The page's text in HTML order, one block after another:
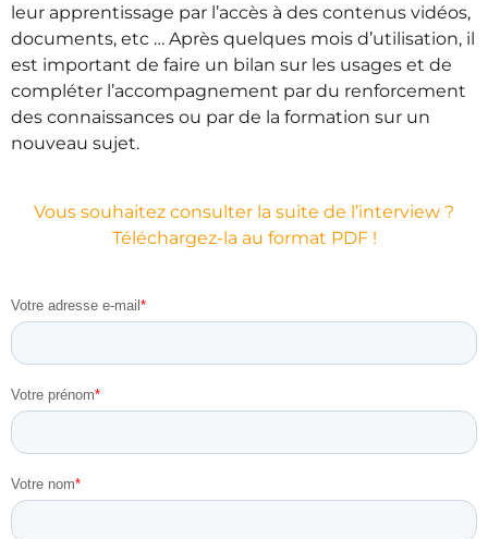
leur apprentissage par l’accès à des contenus vidéos,
documents, etc … Après quelques mois d’utilisation, il
est important de faire un bilan sur les usages et de
compléter l’accompagnement par du renforcement
des connaissances ou par de la formation sur un
nouveau sujet.
Vous souhaitez consulter la suite de l’interview ?
Téléchargez-la au format PDF !